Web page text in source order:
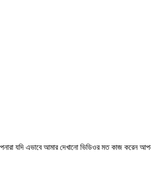
যদি এভাবে আমার দেখানো ভিডিওর মত কাজ করেন